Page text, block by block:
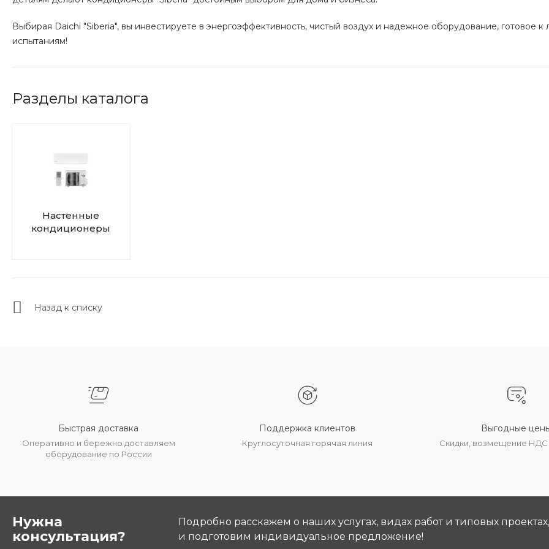
Выбирая Daichi "Siberia", вы инвестируете в энергоэффективность, чистый воздух и надежное оборудование, готовое
испытаниям!
Разделы каталога
Настенные
кондиционеры
Назад к списку
Быстрая доставка
Оперативно и бережно доставляем
оборудование по России
Поддержка клиентов
Круглосуточная горячая линия
Выгодные
Скидки, возмещение НДС
Нужна
консультация?
Подробно расскажем о наших услугах, видах работ и типовых
и подготовим индивидуальное предложение!